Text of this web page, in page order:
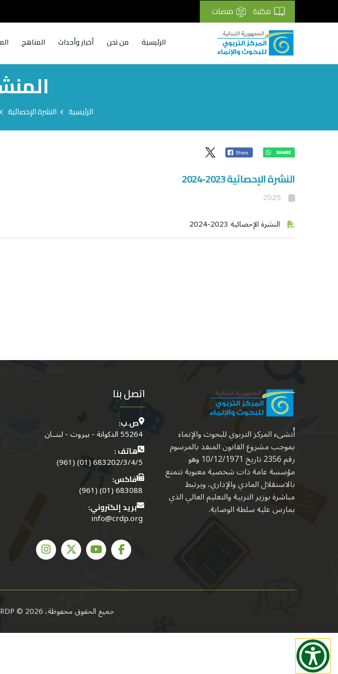
مكتبة منصات
الرئيسية من نحن أخبار وأحداث المناهج
الرئيسية النشرة الإحصائية
النشرة الإحصائية 2023-2024
2025
النشرة الإحصائية 2023-2024
أُنشىء المركز التربوي للبحوث والإنماء
بموجب مشروع القانون المنفذ بالمرسوم
رقم 2356 تاريخ 10/12/1971 وهو
مؤسسة عامة ذات شخصية معنوية تتمتع
بالاستقلال المادي والإداري، ويرتبط
مباشرة بوزير التربية والتعليم العالي الذي
يمارس عليه سلطة الوصاية.
اتصل بنا
ص.ب:
55264 الدكوانة - بيروت - لبنــان
هاتف :
683202/3/4/5 (01) (961)
فاكس:
683088 (01) (961)
بريد إلكتروني:
info@crdp.org
جميع الحقوق محفوظة، CRDP © 2026